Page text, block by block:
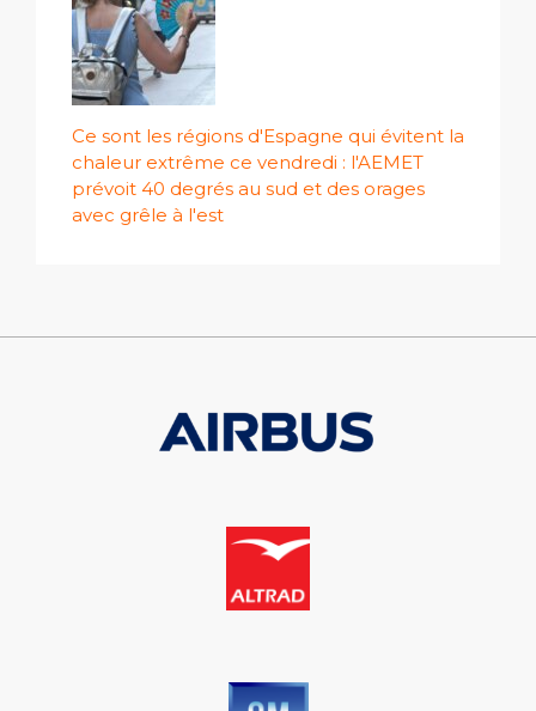
Ce sont les régions d'Espagne qui évitent la
chaleur extrême ce vendredi : l'AEMET
prévoit 40 degrés au sud et des orages
avec grêle à l'est